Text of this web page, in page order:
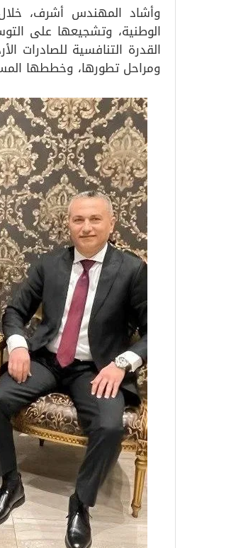
وأشاد المهندس أشرف، خلال
الوطنية، وتشجيعها على
القدرة التنافسية للصادرات
ومراحل تطورها، وخططها